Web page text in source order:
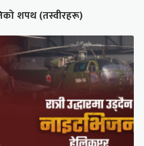
शपथ (तस्वीरहरू)